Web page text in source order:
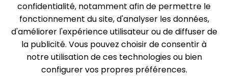
Préférences relatives aux témoins
Expédition et réception :
777, rue Bay, boîte postale 151
Toronto (Ontario)
confidentialité, notamment afin de permettre le
fonctionnement du site, d'analyser les données,
d'améliorer l'expérience utilisateur ou de diffuser de
la publicité. Vous pouvez choisir de consentir à
notre utilisation de ces technologies ou bien
configurer vos propres préférences.